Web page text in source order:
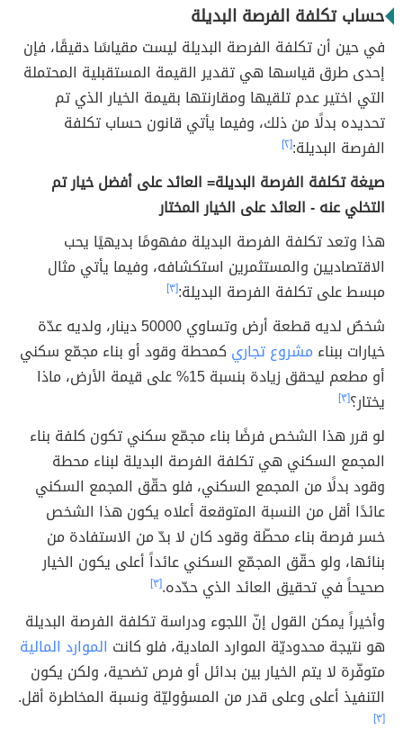
حساب تكلفة الفرصة البديلة
في حين أن تكلفة الفرصة البديلة ليست مقياسًا دقيقًا، فإن
إحدى طرق قياسها هي تقدير القيمة المستقبلية المحتملة
التي اختير عدم تلقيها ومقارنتها بقيمة الخيار الذي تم
تحديده بدلًا من ذلك، وفيما يأتي قانون حساب تكلفة
الفرصة البديلة:[٢]
صيغة تكلفة الفرصة البديلة= العائد على أفضل خيار تم
التخلي عنه - العائد على الخيار المختار
هذا وتعد تكلفة الفرصة البديلة مفهومًا بديهيًا يحب
الاقتصاديين والمستثمرين استكشافه، وفيما يأتي مثال
مبسط على تكلفة الفرصة البديلة:[٣]
شخصٌ لديه قطعة أرض وتساوي 50000 دينار، ولديه عدّة
خيارات ببناء مشروع تجاري كمحطة وقود أو بناء مجمّع سكني
أو مطعم ليحقق زيادة بنسبة 15% على قيمة الأرض، ماذا
يختار؟[٣]
لو قرر هذا الشخص فرضًا بناء مجمّع سكني تكون كلفة بناء
المجمع السكني هي تكلفة الفرصة البديلة لبناء محطة
وقود بدلًا من المجمع السكني، فلو حقّق المجمع السكني
عائدًا أقل من النسبة المتوقعة أعلاه يكون هذا الشخص
خسر فرصة بناء محطّة وقود كان لا بدّ من الاستفادة من
بنائها، ولو حقّق المجمّع السكني عائداً أعلى يكون الخيار
صحيحاً في تحقيق العائد الذي حدّده.[٣]
وأخيراً يمكن القول إنّ اللجوء ودراسة تكلفة الفرصة البديلة
هو نتيجة محدوديّة الموارد المادية، فلو كانت الموارد المالية
متوفّرة لا يتم الخيار بين بدائل أو فرص تضحية، ولكن يكون
التنفيذ أعلى وعلى قدر من المسؤوليّة ونسبة المخاطرة أقل.
[٣]